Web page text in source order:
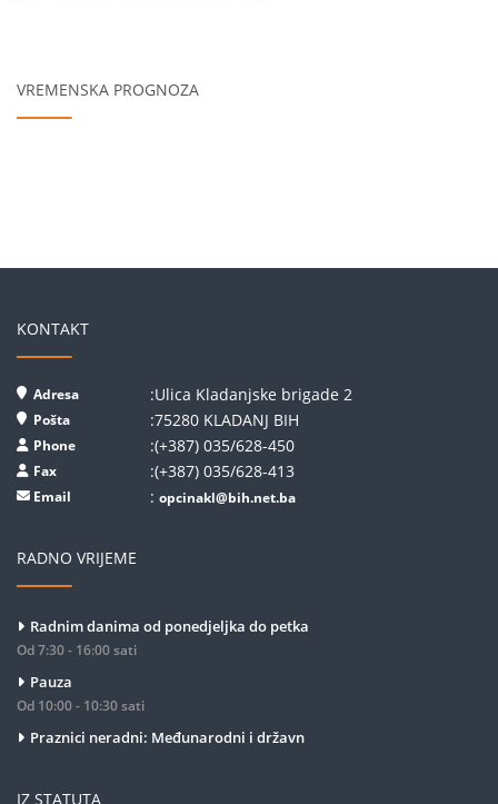
VREMENSKA PROGNOZA
KONTAKT
Adresa :Ulica Kladanjske brigade 2
Pošta :75280 KLADANJ BIH
Phone :(+387) 035/628-450
Fax :(+387) 035/628-413
Email : opcinakl@bih.net.ba
RADNO VRIJEME
Radnim danima od ponedjeljka do petka
Od 7:30 - 16:00 sati
Pauza
Od 10:00 - 10:30 sati
Praznici neradni: Međunarodni i državn
IZ STATUTA